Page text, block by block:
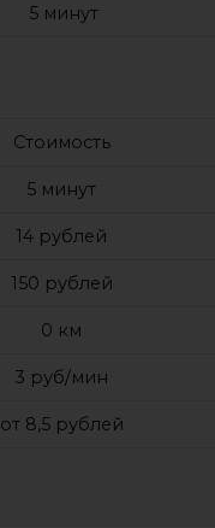
5 минут
Стоимость
5 минут
14 рублей
150 рублей
0 км
3 руб/мин
от 8,5 рублей